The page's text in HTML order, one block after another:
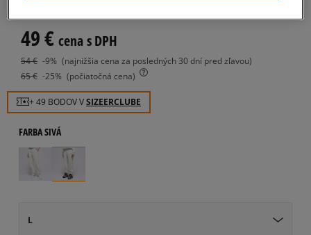
65€ -25% (počiatočná cena)
54€ -9% (najnižšia cena za posledných 30 dní pred zľavou)
49€ cena s DPH
+ 49 BODOV VSIZEERCLUBE
L
FARBASIVÁ